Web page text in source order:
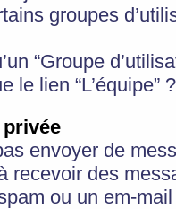
groupes
“Groupe
le lien “L’équipe” ?
privée
envoyer de
recevoir des
ou un em-